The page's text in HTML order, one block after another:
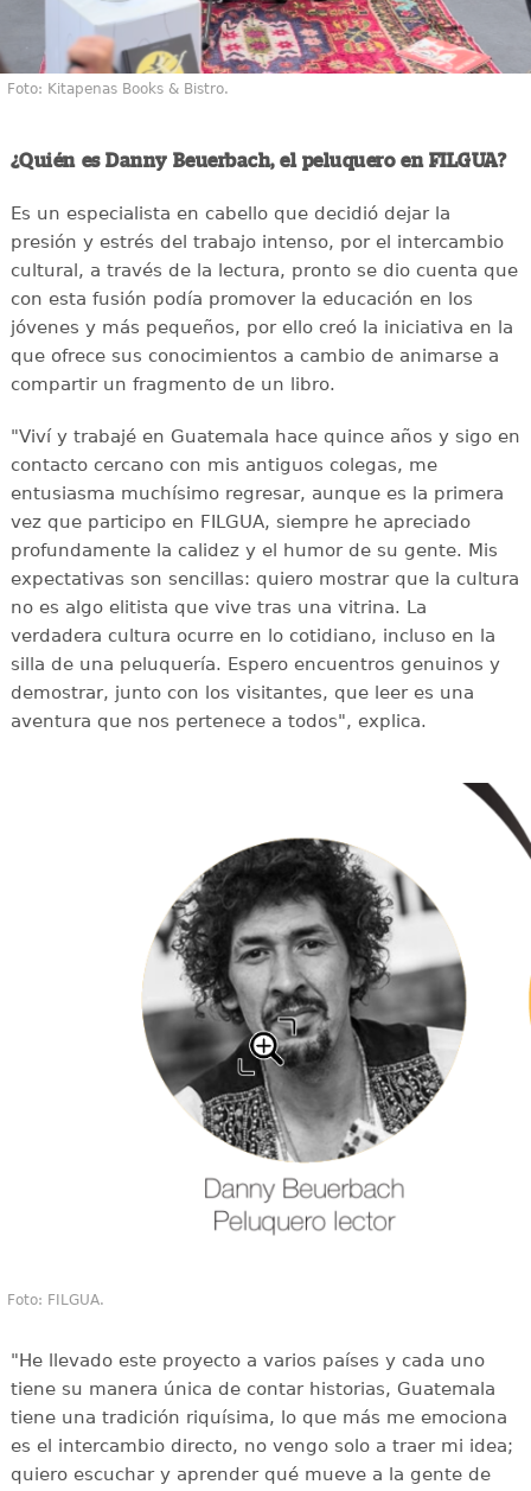
Foto: Kitapenas Books & Bistro.
¿Quién es Danny Beuerbach, el peluquero en FILGUA?
Es un especialista en cabello que decidió dejar la
presión y estrés del trabajo intenso, por el intercambio
cultural, a través de la lectura, pronto se dio cuenta que
con esta fusión podía promover la educación en los
jóvenes y más pequeños, por ello creó la iniciativa en la
que ofrece sus conocimientos a cambio de animarse a
compartir un fragmento de un libro.
"Viví y trabajé en Guatemala hace quince años y sigo en
contacto cercano con mis antiguos colegas, me
entusiasma muchísimo regresar, aunque es la primera
vez que participo en FILGUA, siempre he apreciado
profundamente la calidez y el humor de su gente. Mis
expectativas son sencillas: quiero mostrar que la cultura
no es algo elitista que vive tras una vitrina. La
verdadera cultura ocurre en lo cotidiano, incluso en la
silla de una peluquería. Espero encuentros genuinos y
demostrar, junto con los visitantes, que leer es una
aventura que nos pertenece a todos", explica.
Foto: FILGUA.
"He llevado este proyecto a varios países y cada uno
tiene su manera única de contar historias, Guatemala
tiene una tradición riquísima, lo que más me emociona
es el intercambio directo, no vengo solo a traer mi idea;
quiero escuchar y aprender qué mueve a la gente de